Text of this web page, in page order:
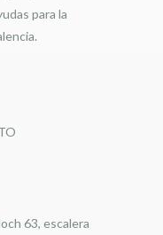
para la
63, escalera